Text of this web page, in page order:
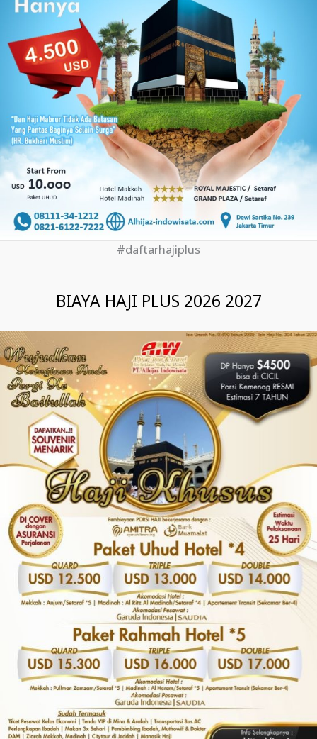
#daftarhajiplus
BIAYA HAJI PLUS 2026 2027